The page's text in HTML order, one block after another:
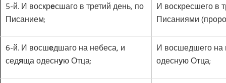
5-й. И воскресшаго в третий день, по
Писанием;
И воскресшего в
Писаниями
6-й. И восшедшаго на небеса, и
седяща одесную Отца;
И восшедшего на
одесную Отца;